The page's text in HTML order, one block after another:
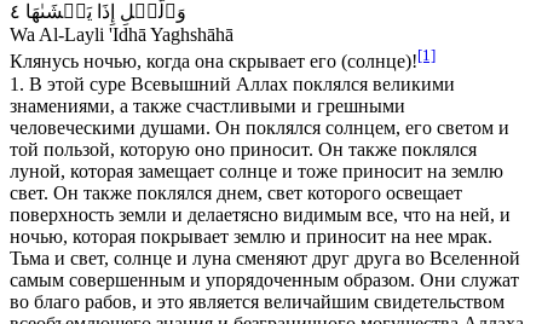
وَٱلَّيۡلِ إِذَا يَغۡشَىٰهَا
Wa Al-Layli 'Idhā Yaghshāhā
Клянусь ночью, когда она скрывает его (солнце)![1]
1. В этой суре Всевышний Аллах поклялся великими
знамениями, а также счастливыми и грешными
человеческими душами. Он поклялся солнцем, его светом и
той пользой, которую оно приносит. Он также поклялся
луной, которая замещает солнце и тоже приносит на землю
свет. Он также поклялся днем, свет которого освещает
поверхность земли и делаетясно видимым все, что на ней, и
ночью, которая покрывает землю и приносит на нее мрак.
Тьма и свет, солнце и луна сменяют друг друга во Вселенной
самым совершенным и упорядоченным образом. Они служат
во благо рабов, и это является величайшим свидетельством